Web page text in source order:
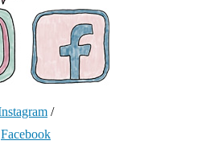
/
Facebook